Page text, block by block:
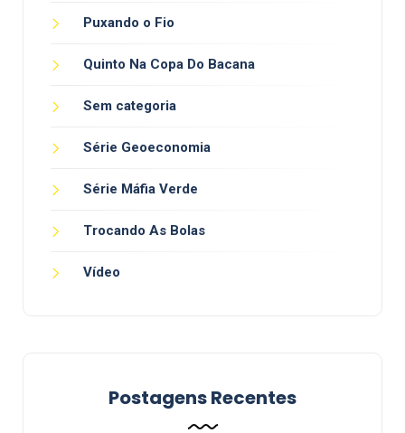
Puxando o Fio
Quinto Na Copa Do Bacana
Sem categoria
Série Geoeconomia
Série Máfia Verde
Trocando As Bolas
Vídeo
Postagens Recentes